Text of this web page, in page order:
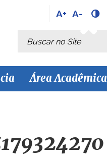
A+ A-
Busca
Busca Avançada…
Área Acadêmica